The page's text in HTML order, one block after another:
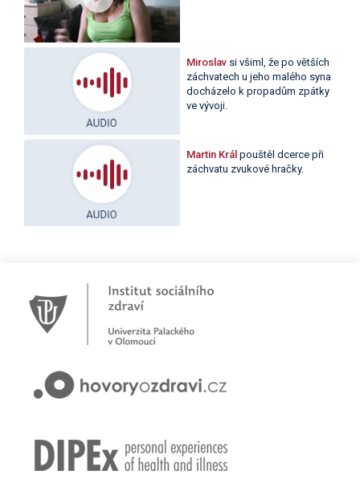
Miroslavsi všiml, že po větších
záchvatech u jeho malého syna
docházelo k propadům zpátky
ve vývoji.
Martin Král pouštěl dcerce při
záchvatu zvukové hračky.